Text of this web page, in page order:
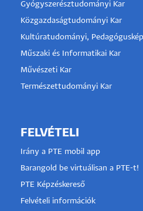
Gyógyszerésztudományi Kar
Közgazdaságtudományi Kar
Kultúratudományi,
Műszaki és Informatikai Kar
Művészeti Kar
Természettudományi Kar
FELVÉTELI
Irány a PTE mobil app
Barangold be virtuálisan a PTE-t!
PTE Képzéskereső
Felvételi információk